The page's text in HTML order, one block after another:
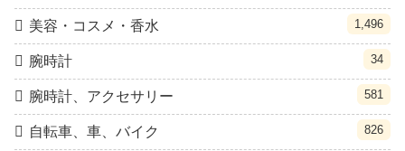
美容・コスメ・香水 1,496
腕時計 34
腕時計、アクセサリー 581
自転車、車、バイク 826